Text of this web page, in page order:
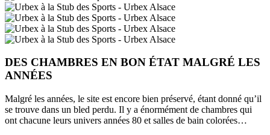
DES CHAMBRES EN BON ÉTAT MALGRÉ LES
ANNÉES
Malgré les années, le site est encore bien préservé, étant donné qu’il
se trouve dans un bled perdu. Il y a énormément de chambres qui
ont chacune leurs univers années 80 et salles de bain colorées…